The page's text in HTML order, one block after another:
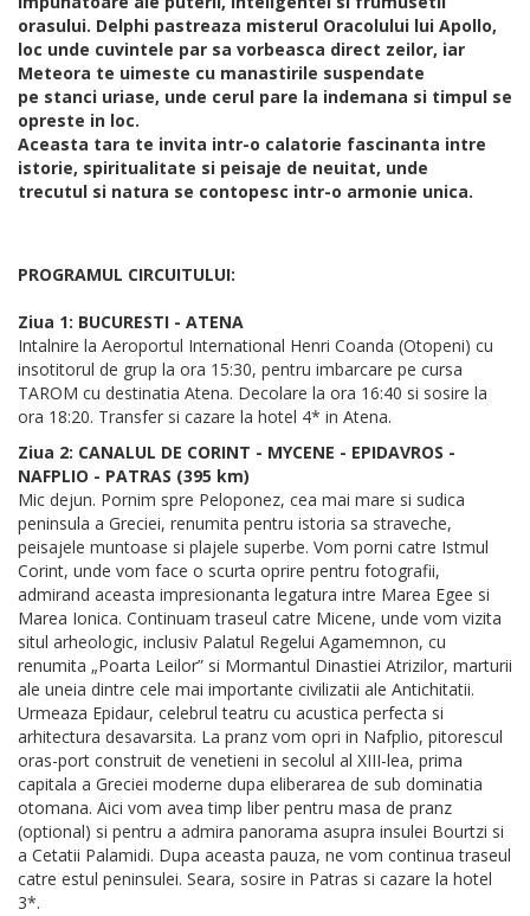
orasului. Delphi pastreaza misterul Oracolului lui Apollo,
loc unde cuvintele par sa vorbeasca direct zeilor, iar
Meteora te uimeste cu manastirile suspendate
pe stanci uriase, unde cerul pare la indemana si timpul se
opreste in loc.
Aceasta tara te invita intr-o calatorie fascinanta intre
istorie, spiritualitate si peisaje de neuitat, unde
trecutul si natura se contopesc intr-o armonie unica.
PROGRAMUL CIRCUITULUI:
Ziua 1: BUCURESTI - ATENA
Intalnire la Aeroportul International Henri Coanda (Otopeni) cu
insotitorul de grup la ora 15:30, pentru imbarcare pe cursa
TAROM cu destinatia Atena. Decolare la ora 16:40 si sosire la
ora 18:20. Transfer si cazare la hotel 4* in Atena.
Ziua 2: CANALUL DE CORINT - MYCENE - EPIDAVROS -
NAFPLIO - PATRAS (395 km)
Mic dejun. Pornim spre Peloponez, cea mai mare si sudica
peninsula a Greciei, renumita pentru istoria sa straveche,
peisajele muntoase si plajele superbe. Vom porni catre Istmul
Corint, unde vom face o scurta oprire pentru fotografii,
admirand aceasta impresionanta legatura intre Marea Egee si
Marea Ionica. Continuam traseul catre Micene, unde vom vizita
situl arheologic, inclusiv Palatul Regelui Agamemnon, cu
renumita „Poarta Leilor” si Mormantul Dinastiei Atrizilor, marturii
ale uneia dintre cele mai importante civilizatii ale Antichitatii.
Urmeaza Epidaur, celebrul teatru cu acustica perfecta si
arhitectura desavarsita. La pranz vom opri in Nafplio, pitorescul
oras-port construit de venetieni in secolul al XIII-lea, prima
capitala a Greciei moderne dupa eliberarea de sub dominatia
otomana. Aici vom avea timp liber pentru masa de pranz
(optional) si pentru a admira panorama asupra insulei Bourtzi si
a Cetatii Palamidi. Dupa aceasta pauza, ne vom continua traseul
catre estul peninsulei. Seara, sosire in Patras si cazare la hotel
3*.